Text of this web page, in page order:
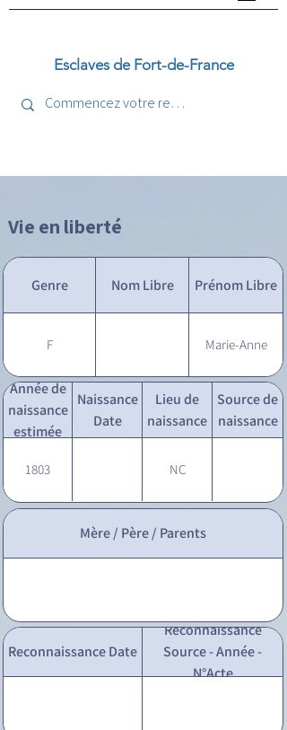
Esclaves de Fort-de-France
Vie en liberté
Genre Nom Libre Prénom Libre
F Marie-Anne
Année de
naissance
estimée
Naissance
Date
Lieu de
naissance
Source de
naissance
1803 NC
Mère / Père / Parents
Reconnaissance Date
Reconnaissance
Source - Année -
N°Acte